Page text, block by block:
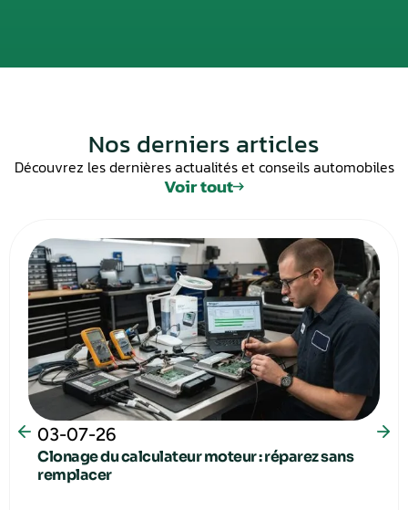
Nos derniers articles
Découvrez les dernières actualités et conseils automobiles
Voir tout
03-07-26
Clonage du calculateur moteur : réparez sans
remplacer